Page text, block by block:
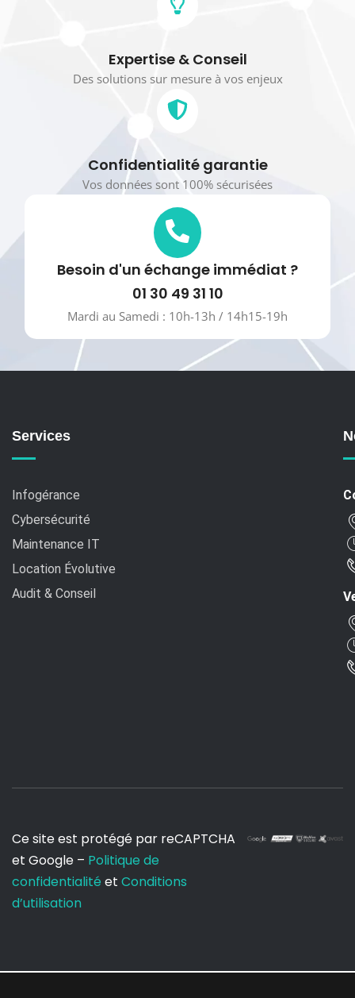
Expertise & Conseil
Des solutions sur mesure à vos enjeux
Confidentialité garantie
Vos données sont 100% sécurisées
Besoin d'un échange immédiat ?
01 30 49 31 10
Mardi au Samedi : 10h-13h / 14h15-19h
Services
Infogérance
Cybersécurité
Maintenance IT
Location Évolutive
Audit & Conseil
Ce site est protégé par reCAPTCHA
et Google – Politique de
confidentialité et Conditions
d’utilisation